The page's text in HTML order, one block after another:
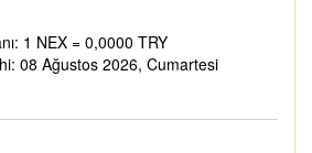
1 NEX = 0,0000 TRY
08 Ağustos 2026, Cumartesi